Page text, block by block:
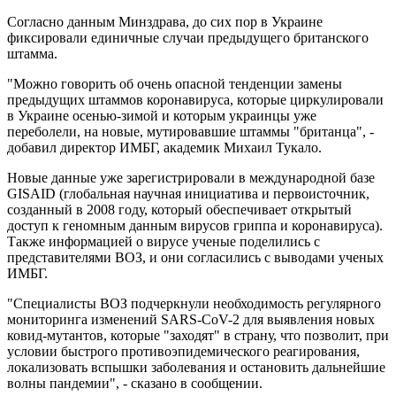
Согласно данным Минздрава, до сих пор в Украине
фиксировали единичные случаи предыдущего британского
штамма.
"Можно говорить об очень опасной тенденции замены
предыдущих штаммов коронавируса, которые циркулировали
в Украине осенью-зимой и которым украинцы уже
переболели, на новые, мутировавшие штаммы "британца", -
добавил директор ИМБГ, академик Михаил Тукало.
Новые данные уже зарегистрировали в международной базе
GISAID (глобальная научная инициатива и первоисточник,
созданный в 2008 году, который обеспечивает открытый
доступ к геномным данным вирусов гриппа и коронавируса).
Также информацией о вирусе ученые поделились с
представителями ВОЗ, и они согласились с выводами ученых
ИМБГ.
"Специалисты ВОЗ подчеркнули необходимость регулярного
мониторинга изменений SARS-CoV-2 для выявления новых
ковид-мутантов, которые "заходят" в страну, что позволит, при
условии быстрого противоэпидемического реагирования,
локализовать вспышки заболевания и остановить дальнейшие
волны пандемии", - сказано в сообщении.